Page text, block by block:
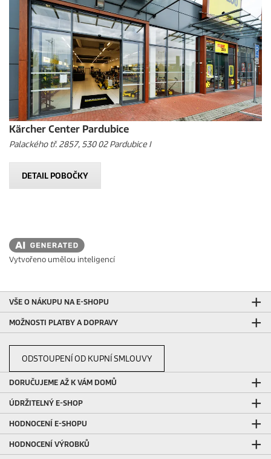
Kärcher Center Pardubice
Palackého tř. 2857, 530 02 Pardubice I
DETAIL POBOČKY
Vytvořeno umělou inteligencí
VŠE O NÁKUPU NA E-SHOPU
MOŽNOSTI PLATBY A DOPRAVY
ODSTOUPENÍ OD KUPNÍ SMLOUVY
DORUČUJEME AŽ K VÁM DOMŮ
ÚDRŽITELNÝ E-SHOP
HODNOCENÍ E-SHOPU
HODNOCENÍ VÝROBKŮ